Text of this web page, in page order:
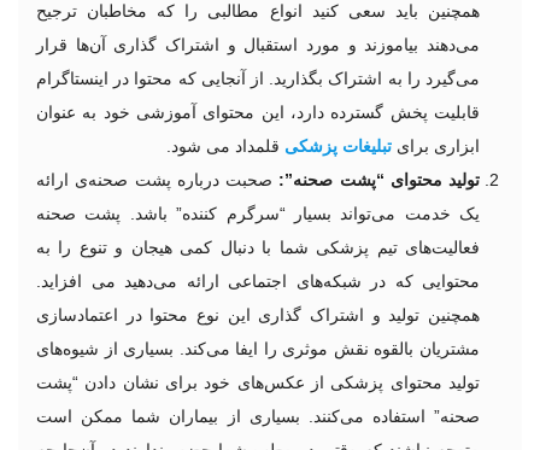
همچنین باید سعی کنید انواع مطالبی را که مخاطبان ترجیح
می‌دهند بیاموزند و مورد استقبال و اشتراک گذاری آن‌ها قرار
می‌گیرد را به اشتراک بگذارید. از آنجایی که محتوا در اینستاگرام
قابلیت پخش گسترده دارد، این محتوای آموزشی خود به عنوان
ابزاری برای تبلیغات پزشکی قلمداد می شود.
تولید محتوای “پشت صحنه”: صحبت درباره‌ پشت صحنه‌ی ارائه
یک خدمت می‌تواند بسیار “سرگرم کننده” باشد. پشت صحنه
فعالیت‌های تیم پزشکی شما با دنبال کمی هیجان و تنوع را به
محتوایی که در شبکه‌های اجتماعی ارائه می‌دهید می افزاید.
همچنین تولید و اشتراک گذاری این نوع محتوا در اعتمادسازی
مشتریان بالقوه نقش موثری را ایفا می‌کند. بسیاری از شیوه‌های
تولید محتوای پزشکی از عکس‌های خود برای نشان دادن “پشت
صحنه” استفاده می‌کنند. بسیاری از بیماران شما ممکن است